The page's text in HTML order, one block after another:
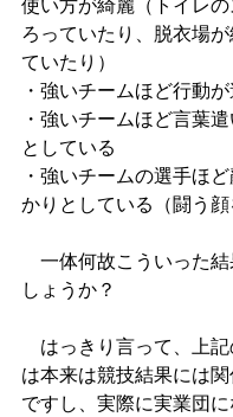
使い方が綺麗（トイレ
ろっていたり、脱衣場
ていたり）
・強いチームほど行動
・強いチームほど言葉
としている
・強いチームの選手ほ
かりとしている（闘う顔
一体何故こういった
しょうか？
はっきり言って、上記
は本来は競技結果には
ですし、実際に実業団